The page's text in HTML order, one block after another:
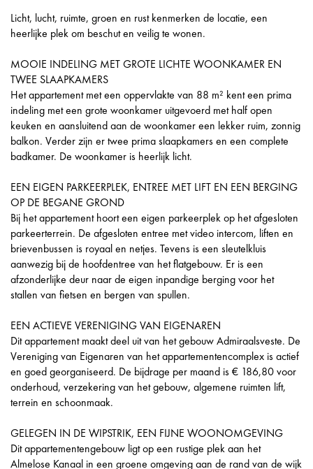
Licht, lucht, ruimte, groen en rust kenmerken de locatie, een
heerlijke plek om beschut en veilig te wonen.
MOOIE INDELING MET GROTE LICHTE WOONKAMER EN
TWEE SLAAPKAMERS
Het appartement met een oppervlakte van 88 m² kent een prima
indeling met een grote woonkamer uitgevoerd met half open
keuken en aansluitend aan de woonkamer een lekker ruim, zonnig
balkon. Verder zijn er twee prima slaapkamers en een complete
badkamer. De woonkamer is heerlijk licht.
EEN EIGEN PARKEERPLEK, ENTREE MET LIFT EN EEN BERGING
OP DE BEGANE GROND
Bij het appartement hoort een eigen parkeerplek op het afgesloten
parkeerterrein. De afgesloten entree met video intercom, liften en
brievenbussen is royaal en netjes. Tevens is een sleutelkluis
aanwezig bij de hoofdentree van het flatgebouw. Er is een
afzonderlijke deur naar de eigen inpandige berging voor het
stallen van fietsen en bergen van spullen.
EEN ACTIEVE VERENIGING VAN EIGENAREN
Dit appartement maakt deel uit van het gebouw Admiraalsveste. De
Vereniging van Eigenaren van het appartementencomplex is actief
en goed georganiseerd. De bijdrage per maand is € 186,80 voor
onderhoud, verzekering van het gebouw, algemene ruimten lift,
terrein en schoonmaak.
GELEGEN IN DE WIPSTRIK, EEN FIJNE WOONOMGEVING
Dit appartementengebouw ligt op een rustige plek aan het
Almelose Kanaal in een groene omgeving aan de rand van de wijk